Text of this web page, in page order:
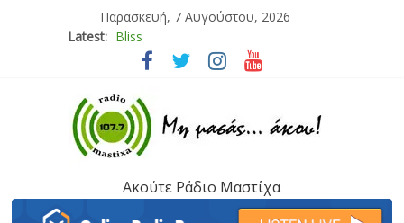
Παρασκευή, 7 Αυγούστου, 2026
Latest: Bliss
Μάνος Τρυπιάς & Γιώργος Στρατάκης
Ιορδάνης Αγαπητός
Μαριάννα Μασάδη
Τάνια Μπρεάζου
Ακούτε Ράδιο Μαστίχα